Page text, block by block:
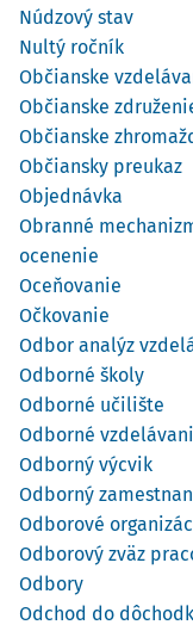
Núdzový stav
Nultý ročník
Občianske
Občianske
Občianske
Občiansky preukaz
Objednávka
Obranné
ocenenie
Oceňovanie
Očkovanie
Odbor analýz
Odborné školy
Odborné učilište
Odborné
Odborný výcvik
Odborný
Odborové
Odborový zväz
Odbory
Odchod do